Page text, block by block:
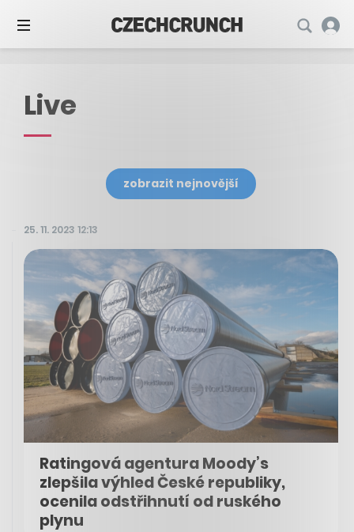
Live
zobrazit nejnovější
25. 11. 2023 12:13
Ratingová agentura Moody’s
zlepšila výhled České republiky,
ocenila odstřihnutí od ruského
plynu